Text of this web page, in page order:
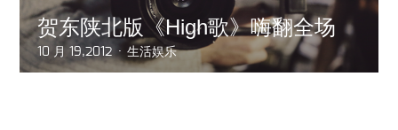
贺东陕北版《High歌》嗨翻全场
10 月 19,2012 生活娱乐